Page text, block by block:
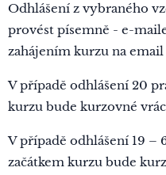
Odhlášení z vybraného
provést písemně - e-
zahájením kurzu na
V případě odhlášení 20
kurzu bude kurzovné
V případě odhlášení 19 –
začátkem kurzu bude